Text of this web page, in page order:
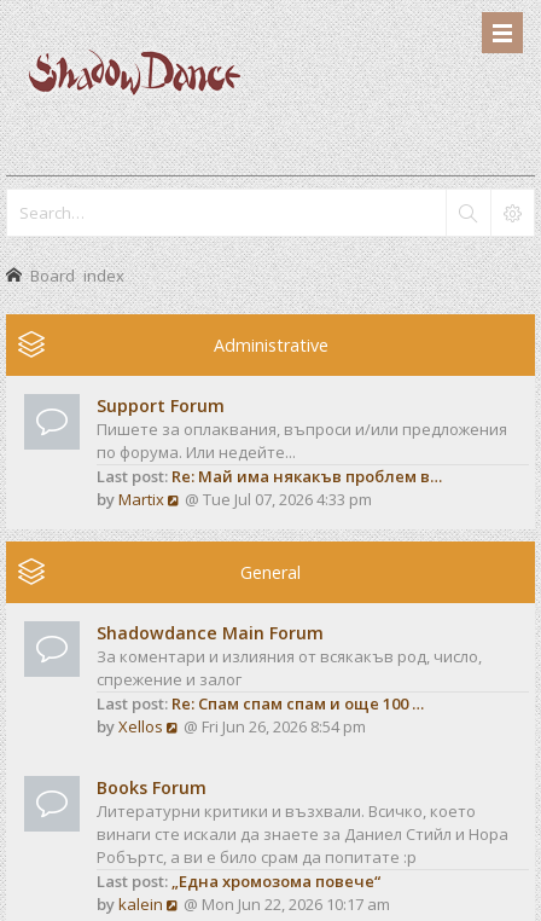
Board index
Administrative
Support Forum
Пишете за оплаквания, въпроси и/или предложения
по форума. Или недейте...
Last post: Re: Май има някакъв проблем в…
byMartix
V
e
e
l
a
t
e
p
o
s
@ Tue Jul 07, 2026 4:33 pm
General
Shadowdance Main Forum
За коментари и излияния от всякакъв род, число,
спрежение и залог
Last post: Re: Спам спам спам и още 100 …
byXellos
V
w
t
h
e
l
a
@ Fri Jun 26, 2026 8:54 pm
Books Forum
Литературни критики и възхвали. Всичко, което
винаги сте искали да знаете за Даниел Стийл и Нора
Робъртс, а ви е било срам да попитате :р
Last post: „Една хромозома повече“
bykalein
V@ Mon Jun 22, 2026 10:17 am